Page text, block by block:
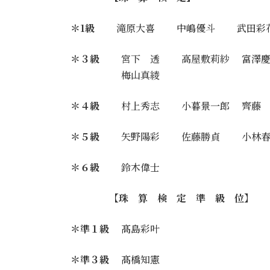
＊1級 滝原大喜 中嶋優斗 武田彩
＊３級 宮下 透 高屋敷莉紗 富澤慶
梅山真綾
＊４級 村上秀志 小暮景一郎 齊藤
＊５級 矢野陽彩 佐藤勝貞 小林春
＊６級 鈴木偉士
【珠 算 検 定 準 級 位】
＊準１級 髙島彩叶
＊準３級 髙橋知憲